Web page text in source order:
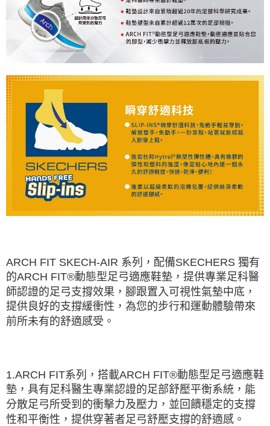
ARCH FIT SKECH-AIR 系列，配備SKECHERS 獨有
的ARCH FIT®動態型足弓適應鞋墊，提供專業足科醫
師認證的足弓支撐效果，腳跟置入可視性氣墊中底，
提供良好的支撐緩衝性，為您的步行和運動體驗帶來
前所未有的舒適感受。
1.ARCH FIT系列，搭載ARCH FIT®動態型足弓適應鞋
墊，具有足科醫生專業認證的足部舒壓平衡系統，能
分散足弓所受到的衝擊力及壓力，並回饋穩定的支撐
性和平衡性，提供穿著者足弓舒壓支撐的舒適感。